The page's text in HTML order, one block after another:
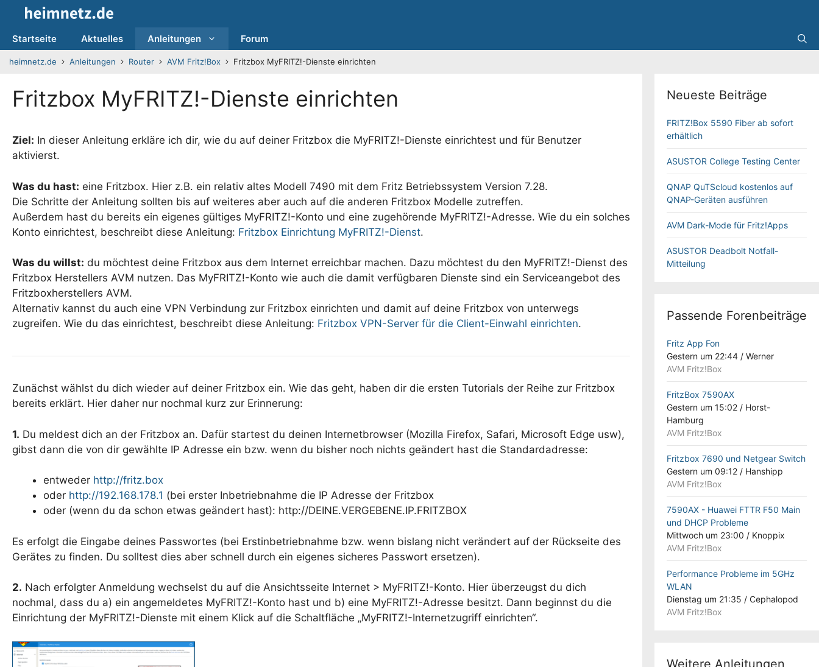
Inhalt
springen
Startseite Aktuelles Anleitungen Forum
heimnetz.de Anleitungen Router AVM Fritz!Box Fritzbox MyFRITZ!-Dienste einrichten
Fritzbox MyFRITZ!-Dienste einrichten
Ziel: In dieser Anleitung erkläre ich dir, wie du auf deiner Fritzbox die MyFRITZ!-Dienste einrichtest und für Benutzer
aktivierst.
Was du hast: eine Fritzbox. Hier z.B. ein relativ altes Modell 7490 mit dem Fritz Betriebssystem Version 7.28.
Die Schritte der Anleitung sollten bis auf weiteres aber auch auf die anderen Fritzbox Modelle zutreffen.
Außerdem hast du bereits ein eigenes gültiges MyFRITZ!-Konto und eine zugehörende MyFRITZ!-Adresse. Wie du ein solches
Konto einrichtest, beschreibt diese Anleitung: Fritzbox Einrichtung MyFRITZ!-Dienst.
Was du willst: du möchtest deine Fritzbox aus dem Internet erreichbar machen. Dazu möchtest du den MyFRITZ!-Dienst des
Fritzbox Herstellers AVM nutzen. Das MyFRITZ!-Konto wie auch die damit verfügbaren Dienste sind ein Serviceangebot des
Fritzboxherstellers AVM.
Alternativ kannst du auch eine VPN Verbindung zur Fritzbox einrichten und damit auf deine Fritzbox von unterwegs
zugreifen. Wie du das einrichtest, beschreibt diese Anleitung: Fritzbox VPN-Server für die Client-Einwahl einrichten.
Zunächst wählst du dich wieder auf deiner Fritzbox ein. Wie das geht, haben dir die ersten Tutorials der Reihe zur Fritzbox
bereits erklärt. Hier daher nur nochmal kurz zur Erinnerung:
1. Du meldest dich an der Fritzbox an. Dafür startest du deinen Internetbrowser (Mozilla Firefox, Safari, Microsoft Edge usw),
gibst dann die von dir gewählte IP Adresse ein bzw. wenn du bisher noch nichts geändert hast die Standardadresse:
entweder http://fritz.box
oder http://192.168.178.1 (bei erster Inbetriebnahme die IP Adresse der Fritzbox
oder (wenn du da schon etwas geändert hast): http://DEINE.VERGEBENE.IP.FRITZBOX
Es erfolgt die Eingabe deines Passwortes (bei Erstinbetriebnahme bzw. wenn bislang nicht verändert auf der Rückseite des
Gerätes zu finden. Du solltest dies aber schnell durch ein eigenes sicheres Passwort ersetzen).
2. Nach erfolgter Anmeldung wechselst du auf die Ansichtsseite Internet > MyFRITZ!-Konto. Hier überzeugst du dich
nochmal, dass du a) ein angemeldetes MyFRITZ!-Konto hast und b) eine MyFRITZ!-Adresse besitzt. Dann beginnst du die
Einrichtung der MyFRITZ!-Dienste mit einem Klick auf die Schaltfläche „MyFRITZ!-Internetzugriff einrichten“.
Neueste Beiträge
FRITZ!Box 5590 Fiber ab sofort
erhältlich
ASUSTOR College Testing Center
QNAP QuTScloud kostenlos auf
QNAP-Geräten ausführen
AVM Dark-Mode für Fritz!Apps
ASUSTOR Deadbolt Notfall-
Mitteilung
Passende Forenbeiträge
Fritz App Fon
Gestern um 22:44 / Werner
AVM Fritz!Box
FritzBox 7590AX
Gestern um 15:02 / Horst-
Hamburg
AVM Fritz!Box
Fritzbox 7690 und Netgear Switch
Gestern um 09:12 / Hanshipp
AVM Fritz!Box
7590AX - Huawei FTTR F50 Main
und DHCP Probleme
Mittwoch um 23:00 / Knoppix
AVM Fritz!Box
Performance Probleme im 5GHz
WLAN
Dienstag um 21:35 / Cephalopod
AVM Fritz!Box